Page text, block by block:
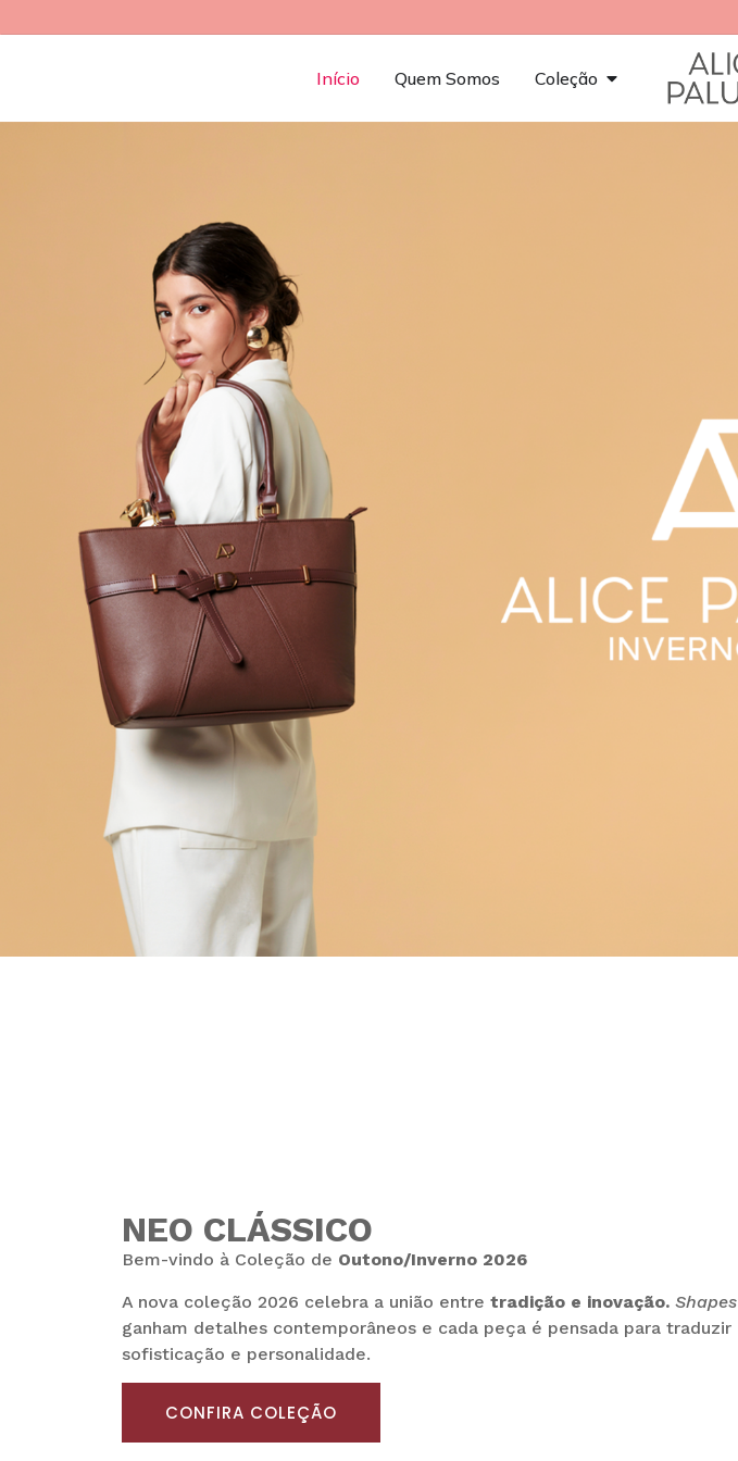
Início Quem Somos Coleção
NEO CLÁSSICO
Bem-vindo à Coleção de Outono/Inverno 2026
A nova coleção 2026 celebra a união entre tradição e inovação. Shapes
ganham detalhes contemporâneos e cada peça é pensada para traduzir
sofisticação e personalidade.
CONFIRA COLEÇÃO